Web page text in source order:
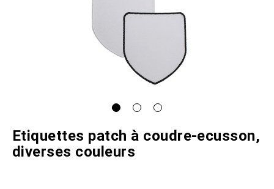
Etiquettes patch à coudre-ecusson,
diverses couleurs